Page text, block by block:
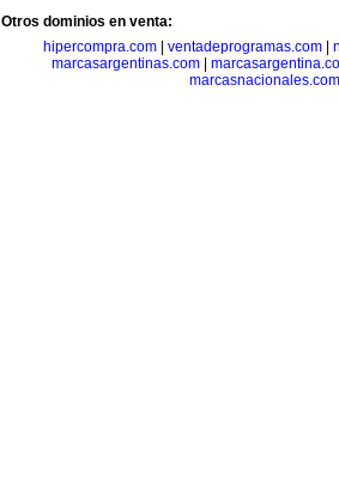
Otros dominios en venta:
hipercompra.com
ventadeprogramas.com
marcasargentinas.com
marcasnacionales.com